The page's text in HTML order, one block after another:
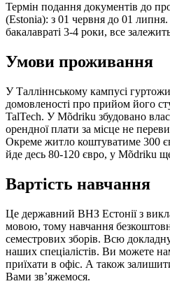
Термін подання документів до
(Estonia): з 01 червня до 01 липня.
бакалавраті 3-4 роки, все залежить
Умови проживання
У Талліннському кампусі
домовленості про прийом його
TalTech. У Mõdriku збудовано
орендної плати за місце не
Окреме житло коштуватиме 300
йде десь 80-120 євро, у Mõdriku
Вартість навчання
Це державний ВНЗ Естонії з
мовою, тому навчання
семестрових зборів. Всю
наших спеціалістів. Ви можете
приїхати в офіс. А також
Вами зв’яжемося.